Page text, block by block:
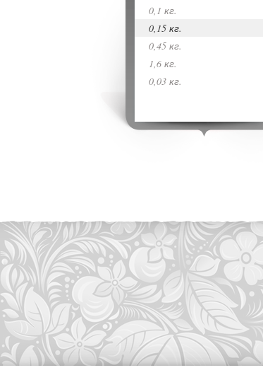
0,1 кг.
0,15 кг.
0,45 кг.
1,6 кг.
0,03 кг.